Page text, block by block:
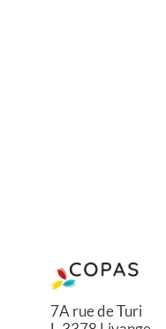
7A rue de Turi